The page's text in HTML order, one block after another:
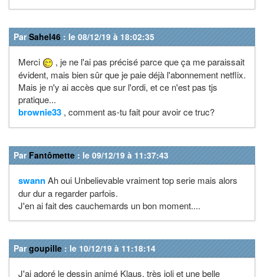
ParSahel46 : le 08/12/19 à 18:02:35
Merci
, je ne l'ai pas précisé parce que ça me paraissait
évident, mais bien sûr que je paie déjà l'abonnement netflix.
Mais je n'y ai accès que sur l'ordi, et ce n'est pas tjs
pratique...
brownie33 , comment as-tu fait pour avoir ce truc?
Par Fantômette : le 09/12/19 à 11:37:43
swannAh oui Unbelievable vraiment top serie mais alors
dur dur a regarder parfois.
J'en ai fait des cauchemards un bon moment....
Pargoupille : le 10/12/19 à 11:18:14
J'ai adoré le dessin animé Klaus, très joli et une belle